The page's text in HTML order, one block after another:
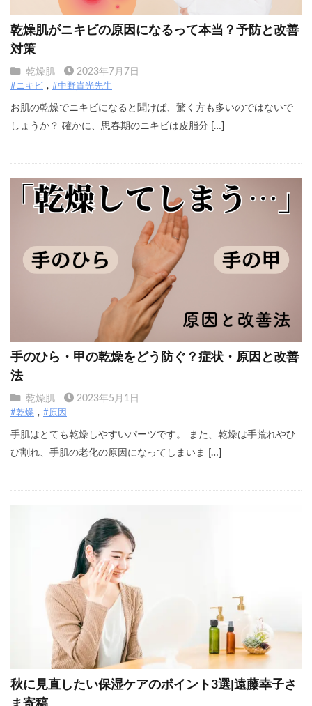
乾燥肌がニキビの原因になるって本当？予防と改善
対策
乾燥肌 2023年7月7日
#ニキビ #中野貴光先生
お肌の乾燥でニキビになると聞けば、驚く方も多いのではないで
しょうか？ 確かに、思春期のニキビは皮脂分 […]
手のひら・甲の乾燥をどう防ぐ？症状・原因と改善
法
乾燥肌 2023年5月1日
#乾燥 #原因
手肌はとても乾燥しやすいパーツです。 また、乾燥は手荒れやひ
び割れ、手肌の老化の原因になってしまいま […]
秋に見直したい保湿ケアのポイント3選|遠藤幸子さ